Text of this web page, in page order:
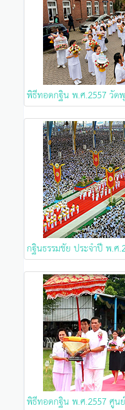
พิธีทอดกฐิน พ.ศ.2557 วัด
กฐินธรรมชัย ประจำปี พ.ศ
พิธีทอดกฐิน พ.ศ.2557 ศูน